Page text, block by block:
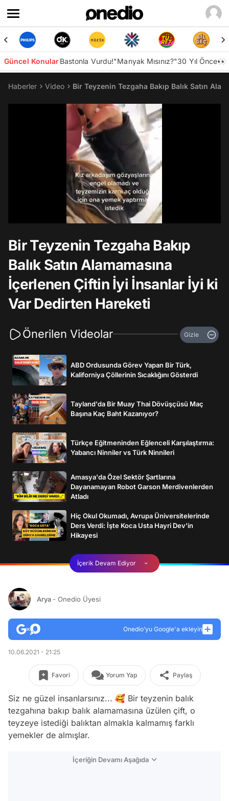
Güncel KonularBastonla Vurdu!"Manyak Mısınız?"30 Yıl Önce👀
Haberler Video Bir Teyzenin Tezgaha Bakıp Balık Satın
Bir Teyzenin Tezgaha Bakıp
Balık Satın Alamamasına
İçerlenen Çiftin İyi İnsanlar İyi ki
Var Dedirten Hareketi
Önerilen Videolar Gizle
ABD Ordusunda Görev Yapan Bir Türk,
Kaliforniya Çöllerinin Sıcaklığını Gösterdi
Tayland'da Bir Muay Thai Dövüşçüsü Maç
Başına Kaç Baht Kazanıyor?
Türkçe Eğitmeninden Eğlenceli Karşılaştırma:
Yabancı Ninniler vs Türk Ninnileri
Amasya'da Özel Sektör Şartlarına
Dayanamayan Robot Garson Merdivenlerden
Atladı
Hiç Okul Okumadı, Avrupa Üniversitelerinde
Ders Verdi: İşte Koca Usta Hayri Dev'in
Hikayesi
İçerik Devam Ediyor
Arya - Onedio Üyesi
Onedio’yu Google'a ekleyin
10.06.2021 - 21:25
Favori Yorum Yap Paylaş
Siz ne güzel insanlarsınız... 🥰 Bir teyzenin balık
tezgahına bakıp balık alamamasına üzülen çift, o
teyzeye istediği balıktan almakla kalmamış farklı
yemekler de almışlar.
İçeriğin Devamı Aşağıda